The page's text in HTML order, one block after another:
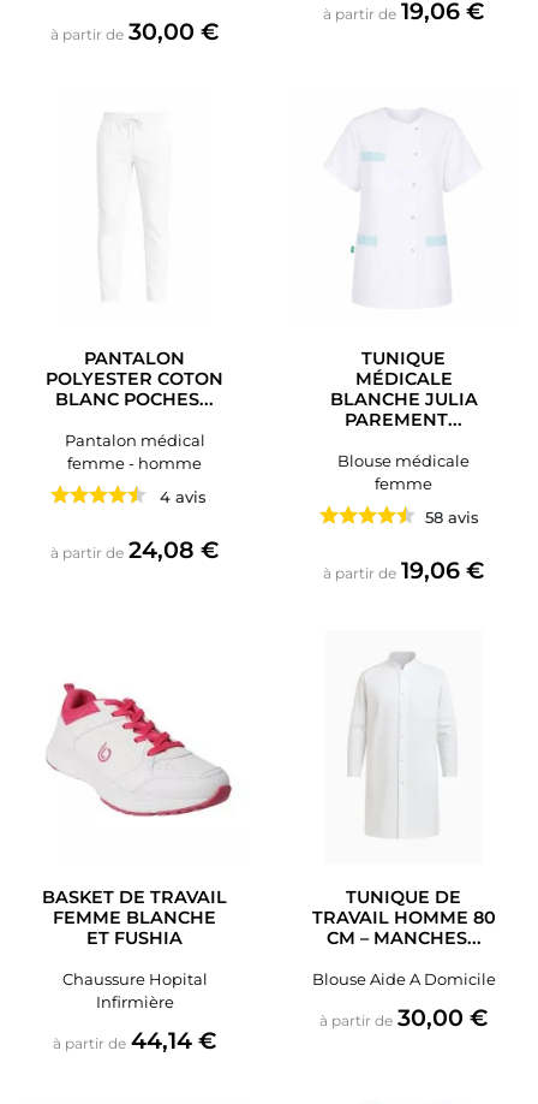
à partir de Prix
30,00 €
à partir de Prix
19,06 €
PANTALON
POLYESTER COTON
BLANC POCHES...
Pantalon médical
femme - homme
4 avis
à partir de Prix
24,08 €
TUNIQUE
MÉDICALE
BLANCHE JULIA
PAREMENT...
Blouse médicale
femme
58 avis
à partir de Prix
19,06 €
BASKET DE TRAVAIL
FEMME BLANCHE
ET FUSHIA
Chaussure Hopital
Infirmière
à partir de Prix
44,14 €
TUNIQUE DE
TRAVAIL HOMME 80
CM – MANCHES...
Blouse Aide A Domicile
à partir de Prix
30,00 €